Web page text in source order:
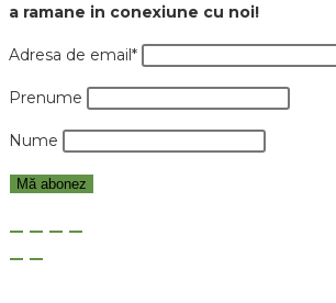
a ramane in conexiune cu noi!
Adresa de email*
Prenume
Nume